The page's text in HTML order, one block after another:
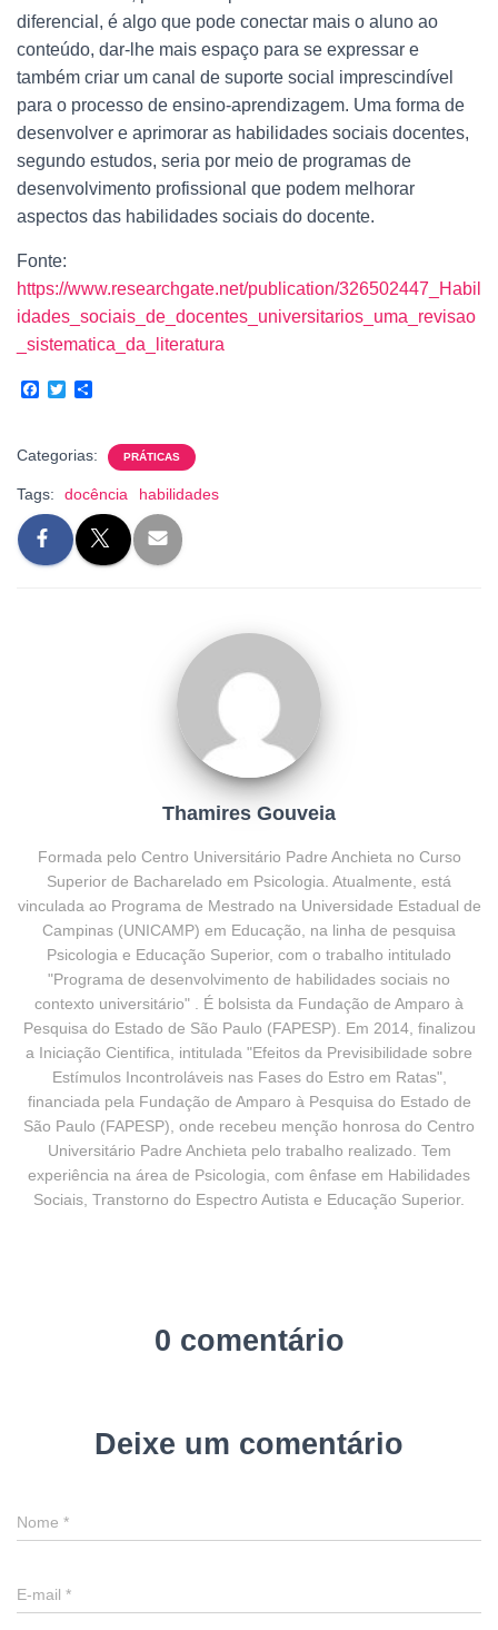
diferencial, é algo que pode conectar mais o aluno ao
conteúdo, dar-lhe mais espaço para se expressar e
também criar um canal de suporte social imprescindível
para o processo de ensino-aprendizagem. Uma forma de
desenvolver e aprimorar as habilidades sociais docentes,
segundo estudos, seria por meio de programas de
desenvolvimento profissional que podem melhorar
aspectos das habilidades sociais do docente.
Fonte:
https://www.researchgate.net/publication/326502447_Habil
idades_sociais_de_docentes_universitarios_uma_revisao
_sistematica_da_literatura
F
b
o
k
T
t
r
e
Categorias: PRÁTICAS
Tags: docência habilidades
Thamires Gouveia
Formada pelo Centro Universitário Padre Anchieta no Curso
Superior de Bacharelado em Psicologia. Atualmente, está
vinculada ao Programa de Mestrado na Universidade Estadual de
Campinas (UNICAMP) em Educação, na linha de pesquisa
Psicologia e Educação Superior, com o trabalho intitulado
"Programa de desenvolvimento de habilidades sociais no
contexto universitário" . É bolsista da Fundação de Amparo à
Pesquisa do Estado de São Paulo (FAPESP). Em 2014, finalizou
a Iniciação Cientifica, intitulada "Efeitos da Previsibilidade sobre
Estímulos Incontroláveis nas Fases do Estro em Ratas",
financiada pela Fundação de Amparo à Pesquisa do Estado de
São Paulo (FAPESP), onde recebeu menção honrosa do Centro
Universitário Padre Anchieta pelo trabalho realizado. Tem
experiência na área de Psicologia, com ênfase em Habilidades
Sociais, Transtorno do Espectro Autista e Educação Superior.
0 comentário
Deixe um comentário
Nome *
E-mail *